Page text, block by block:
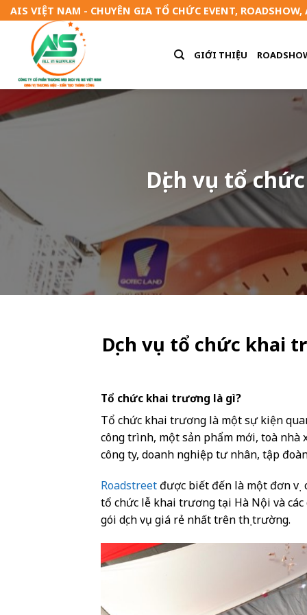
Skip
to
content
AIS VIỆT NAM - CHUYÊN GIA TỔ CHỨC EVENT,
GIỚI THIỆU
Dịch vụ tổ
Dịch vụ tổ chức khai
Tổ chức khai trương là gì?
Tổ chức khai trương là một sự kiện
công trình, một sản phẩm mới, toà nhà
công ty, doanh nghiệp tư nhân, tập
Roadstreetđược biết đến là một đơn vị
tổ chức lễ khai trương tại Hà Nội và
gói dịch vụ giá rẻ nhất trên thị trường.